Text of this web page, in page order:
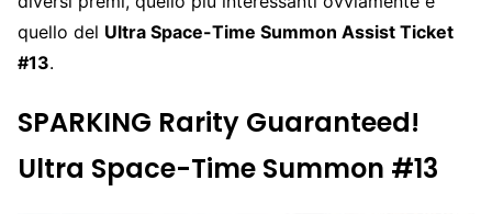
quello del Ultra Space-Time Summon Assist Ticket
#13.
SPARKING Rarity Guaranteed!
Ultra Space-Time Summon #13